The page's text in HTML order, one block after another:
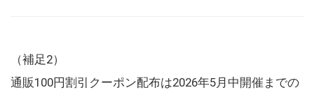
（補足2）
通販100円割引クーポン配布は2026年5月中開催までの